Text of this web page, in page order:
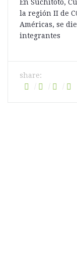
En Suchitoto,
la región II de
Américas, se
integrantes
share: